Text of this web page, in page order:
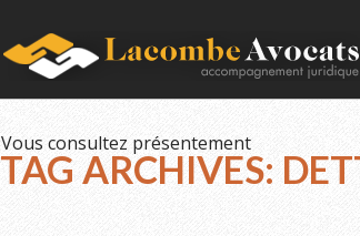
Vous consultez présentement
TAG ARCHIVES: